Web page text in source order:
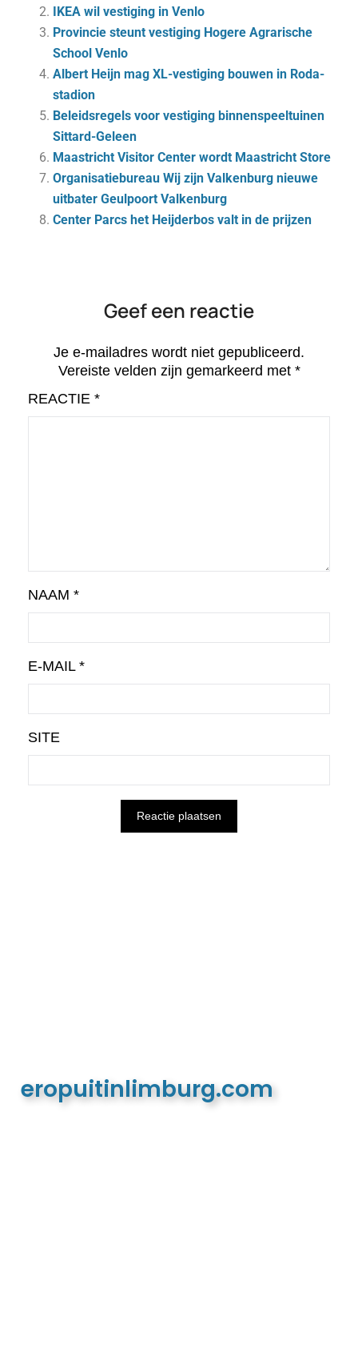
IKEA wil vestiging in Venlo
Provincie steunt vestiging Hogere Agrarische
School Venlo
Albert Heijn mag XL-vestiging bouwen in Roda-
stadion
Beleidsregels voor vestiging binnenspeeltuinen
Sittard-Geleen
Maastricht Visitor Center wordt Maastricht Store
Organisatiebureau Wij zijn Valkenburg nieuwe
uitbater Geulpoort Valkenburg
Center Parcs het Heijderbos valt in de prijzen
Geef een reactie
Je e-mailadres wordt niet gepubliceerd.
Vereiste velden zijn gemarkeerd met *
REACTIE *
NAAM *
E-MAIL *
SITE
eropuitinlimburg.com